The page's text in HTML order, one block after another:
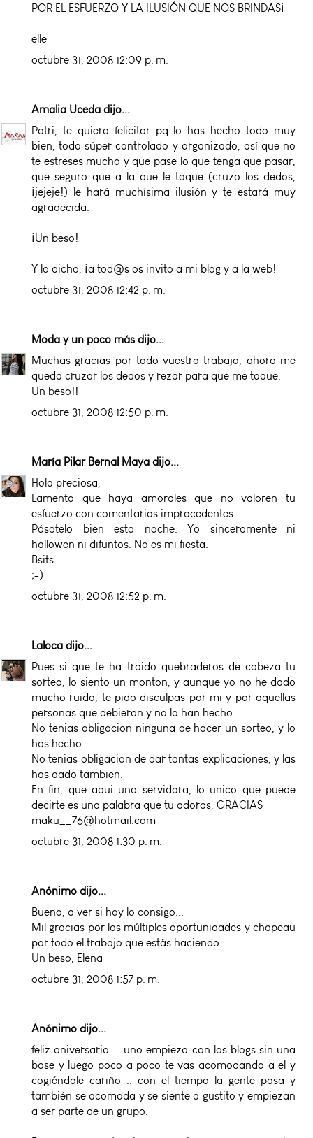
POR EL ESFUERZO Y LA ILUSIÓN QUE NOS BRINDAS¡
elle
octubre 31, 2008 12:09 p. m.
Amalia Uceda dijo...
Patri, te quiero felicitar pq lo has hecho todo muy
bien, todo súper controlado y organizado, así que no
te estreses mucho y que pase lo que tenga que pasar,
que seguro que a la que le toque (cruzo los dedos,
¡jejeje!) le hará muchísima ilusión y te estará muy
agradecida.
¡Un beso!
Y lo dicho, ¡a tod@s os invito a mi blog y a la web!
octubre 31, 2008 12:42 p. m.
Moda y un poco más dijo...
Muchas gracias por todo vuestro trabajo, ahora me
queda cruzar los dedos y rezar para que me toque.
Un beso!!
octubre 31, 2008 12:50 p. m.
María Pilar Bernal Maya dijo...
Hola preciosa,
Lamento que haya amorales que no valoren tu
esfuerzo con comentarios improcedentes.
Pásatelo bien esta noche. Yo sinceramente ni
hallowen ni difuntos. No es mi fiesta.
Bsits
;-)
octubre 31, 2008 12:52 p. m.
Laloca dijo...
Pues si que te ha traido quebraderos de cabeza tu
sorteo, lo siento un monton, y aunque yo no he dado
mucho ruido, te pido disculpas por mi y por aquellas
personas que debieran y no lo han hecho.
No tenias obligacion ninguna de hacer un sorteo, y lo
has hecho
No tenias obligacion de dar tantas explicaciones, y las
has dado tambien.
En fin, que aqui una servidora, lo unico que puede
decirte es una palabra que tu adoras, GRACIAS
maku__76@hotmail.com
octubre 31, 2008 1:30 p. m.
Anónimo dijo...
Bueno, a ver si hoy lo consigo...
Mil gracias por las múltiples oportunidades y chapeau
por todo el trabajo que estás haciendo.
Un beso, Elena
octubre 31, 2008 1:57 p. m.
Anónimo dijo...
feliz aniversario.... uno empieza con los blogs sin una
base y luego poco a poco te vas acomodando a el y
cogiéndole cariño .. con el tiempo la gente pasa y
también se acomoda y se siente a gustito y empiezan
a ser parte de un grupo.